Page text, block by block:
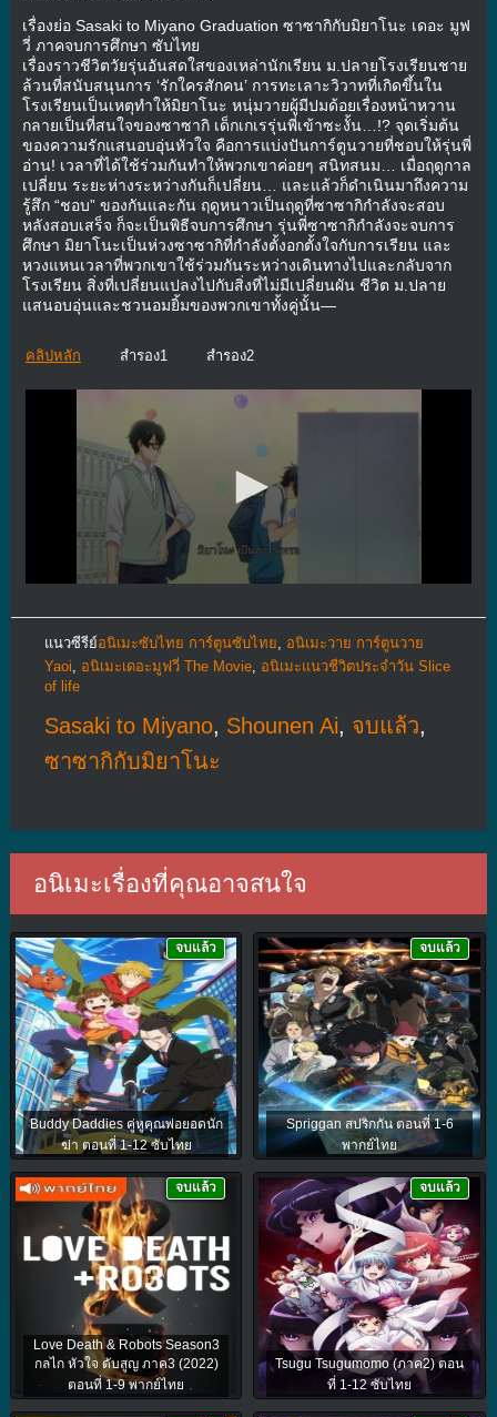
เรื่องย่อ Sasaki to Miyano Graduation ซาซากิกับมิยาโนะ เดอะ มูฟ
วี่ ภาคจบการศึกษา ซับไทย
เรื่องราวชีวิตวัยรุ่นอันสดใสของเหล่านักเรียน ม.ปลายโรงเรียนชาย
ล้วนที่สนับสนุนการ ‘รักใครสักคน’ การทะเลาะวิวาทที่เกิดขึ้นใน
โรงเรียนเป็นเหตุทำให้มิยาโนะ หนุ่มวายผู้มีปมด้อยเรื่องหน้าหวาน
กลายเป็นที่สนใจของซาซากิ เด็กเกเรรุ่นพี่เข้าซะงั้น…!? จุดเริ่มต้น
ของความรักแสนอบอุ่นหัวใจ คือการแบ่งปันการ์ตูนวายที่ชอบให้รุ่นพี่
อ่าน! เวลาที่ได้ใช้ร่วมกันทำให้พวกเขาค่อยๆ สนิทสนม… เมื่อฤดูกาล
เปลี่ยน ระยะห่างระหว่างกันก็เปลี่ยน… และแล้วก็ดำเนินมาถึงความ
รู้สึก “ชอบ” ของกันและกัน ฤดูหนาวเป็นฤดูที่ซาซากิกำลังจะสอบ
หลังสอบเสร็จ ก็จะเป็นพิธีจบการศึกษา รุ่นพี่ซาซากิกำลังจะจบการ
ศึกษา มิยาโนะเป็นห่วงซาซากิที่กำลังตั้งอกตั้งใจกับการเรียน และ
หวงแหนเวลาที่พวกเขาใช้ร่วมกันระหว่างเดินทางไปและกลับจาก
โรงเรียน สิ่งที่เปลี่ยนแปลงไปกับสิ่งที่ไม่มีเปลี่ยนผัน ชีวิต ม.ปลาย
แสนอบอุ่นและชวนอมยิ้มของพวกเขาทั้งคู่นั้น—
คลิปหลัก สำรอง1 สำรอง2
แนวซีรีย์อนิเมะซับไทย การ์ตูนซับไทย
อนิเมะวาย การ์ตูนวาย
Yaoi
อนิเมะเดอะมูฟวี่ The Movie, อนิเมะแนวชีวิตประจําวัน Slice
of life
Sasaki to Miyano, Shounen Ai, จบแล้ว,
ซาซากิกับมิยาโนะ
อนิเมะเรื่องที่คุณอาจสนใจ
Buddy Daddies คู่หูคุณพ่อยอดนัก
ฆ่า ตอนที่ 1-12 ซับไทย
จบแล้ว
Spriggan สปริกกัน ตอนที่ 1-6
พากย์ไทย
จบแล้ว
Love Death & Robots Season3
กลไก หัวใจ ดับสูญ ภาค3 (2022)
ตอนที่ 1-9 พากย์ไทย
จบแล้ว
Tsugu Tsugumomo (ภาค2) ตอน
ที่ 1-12 ซับไทย
จบแล้ว